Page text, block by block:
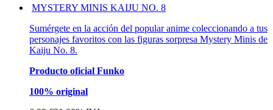
MYSTERY MINIS KAIJU NO. 8
Sumérgete en la acción del popular anime coleccionando a tus
personajes favoritos con las figuras sorpresa Mystery Minis de
Kaiju No. 8.
Producto oficial Funko
100% original